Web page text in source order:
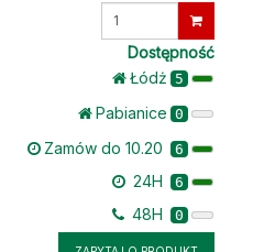
Wprowadź
Dostępność
Łódż 5
Pabianice 0
Zamów do 10.20 6
24H 6
48H 0